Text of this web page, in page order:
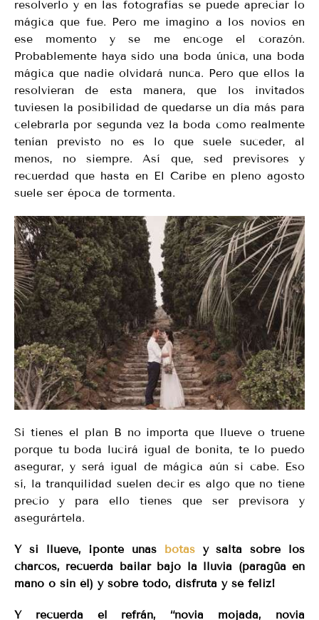
resolverlo y en las fotografías se puede apreciar lo
mágica que fue. Pero me imagino a los novios en
ese momento y se me encoge el corazón.
Probablemente haya sido una boda única, una boda
mágica que nadie olvidará nunca. Pero que ellos la
resolvieran de esta manera, que los invitados
tuviesen la posibilidad de quedarse un día más para
celebrarla por segunda vez la boda como realmente
tenían previsto no es lo que suele suceder, al
menos, no siempre. Así que, sed previsores y
recuerdad que hasta en El Caribe en pleno agosto
suele ser época de tormenta.
Si tienes el plan B no importa que llueve o truene
porque tu boda lucirá igual de bonita, te lo puedo
asegurar, y será igual de mágica aún si cabe. Eso
sí, la tranquilidad suelen decir es algo que no tiene
precio y para ello tienes que ser previsora y
asegurártela.
Y si llueve, ¡ponte unas botasy salta sobre los
charcos, recuerda bailar bajo la lluvia (paragüa en
mano o sin él) y sobre todo, disfruta y sé feliz!
Y recuerda el refrán, “novia mojada, novia